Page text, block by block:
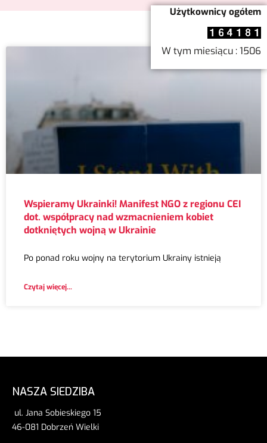
Wspieramy Ukrainki! Manifest NGO z regionu CEI
dot. współpracy nad wzmacnieniem kobiet
dotkniętych wojną w Ukrainie
Po ponad roku wojny na terytorium Ukrainy istnieją
Czytaj więcej...
NASZA SIEDZIBA
ul. Jana Sobieskiego 15
46-081 Dobrzeń Wielki
Użytkownicy ogółem
W tym miesiącu : 1506